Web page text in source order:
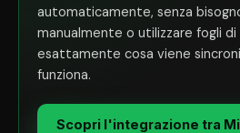
automaticamente, senza
manualmente o utilizzare fogli di
esattamente cosa viene
funziona.
Scopri l'integrazione tra